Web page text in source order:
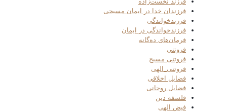
فرزندان خدا در ایمان مسیحی
فرزندخواندگی
فرزندخواندگی در ایمان
فرمان‌های ده‌گانه
فروتنی
فروتنی مسیح
فروتنی_الهی
فضایل اخلاقی
فضایل روحانی
فلسفه دین
فیض الهی